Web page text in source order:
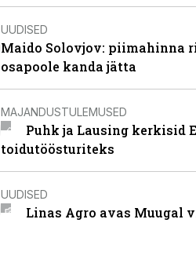
UUDISED
Maido Solovjov: piimahinna
osapoole kanda jätta
MAJANDUSTULEMUSED
Puhk ja Lausing kerkisid
toidutöösturiteks
UUDISED
Linas Agro avas Muugal